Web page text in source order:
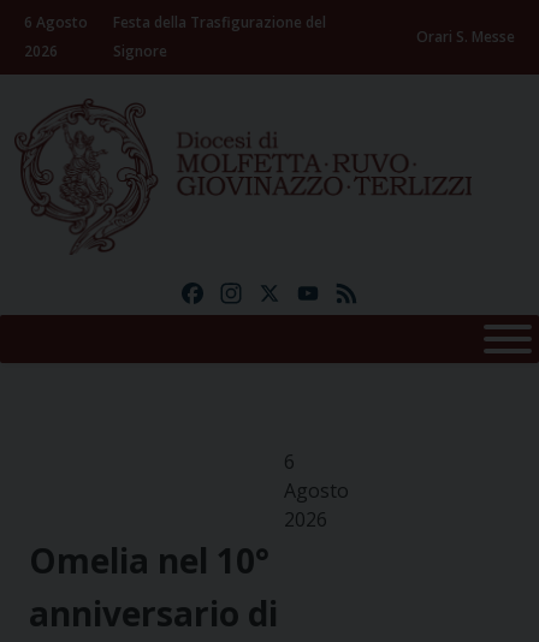
Skip
content
6 Agosto
2026
Festa della Trasfigurazione del
Signore
Orari S. Messe
FacebookInstagramYouTube
6
Agosto
2026
Omelia nel 10°
anniversario di